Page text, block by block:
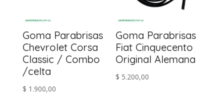
Goma Parabrisas
Chevrolet Corsa
Classic / Combo
/celta
$ 1.900,00
Goma Parabrisas
Fiat Cinquecento
Original Alemana
$ 5.200,00